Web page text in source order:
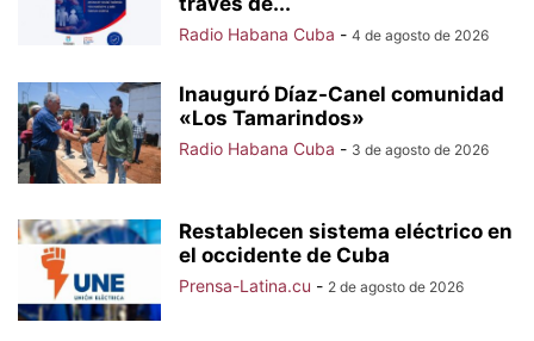
Radio Habana Cuba - 4 de agosto de 2026
Inauguró Díaz-Canel comunidad
«Los Tamarindos»
Radio Habana Cuba - 3 de agosto de 2026
Restablecen sistema eléctrico en
el occidente de Cuba
Prensa-Latina.cu - 2 de agosto de 2026